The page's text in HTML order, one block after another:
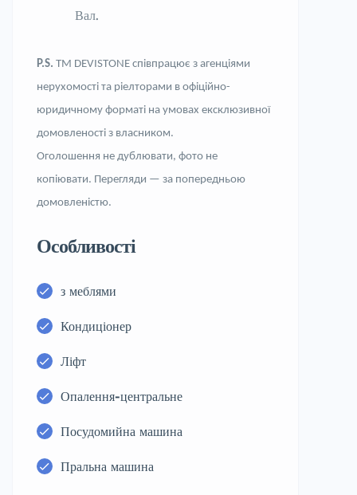
Вал.
P.S. ТМ DEVISTONE співпрацює з агенціями
нерухомості та ріелторами в офіційно-
юридичному форматі на умовах ексклюзивної
домовленості з власником.
Оголошення не дублювати, фото не
копіювати. Перегляди — за попередньою
домовленістю.
Особливості
з меблями
Кондиціонер
Ліфт
Опалення-центральне
Посудомийна машина
Пральна машина